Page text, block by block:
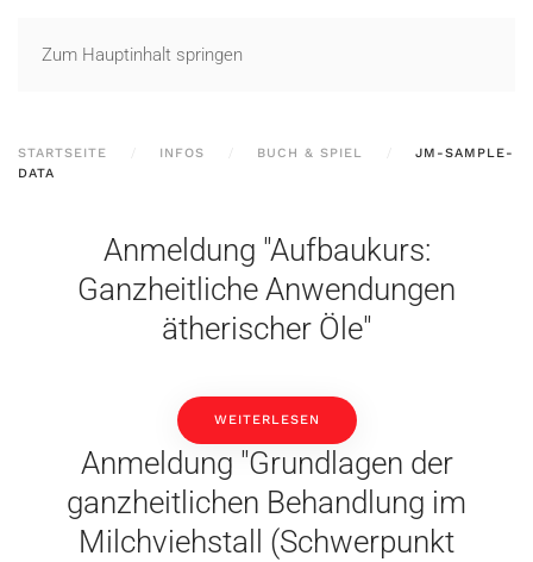
Zum Hauptinhalt springen
STARTSEITE INFOS BUCH & SPIEL
JM-SAMPLE-
DATA
Anmeldung "Aufbaukurs:
Ganzheitliche Anwendungen
ätherischer Öle"
WEITERLESEN
Anmeldung "Grundlagen der
ganzheitlichen Behandlung im
Milchviehstall (Schwerpunkt